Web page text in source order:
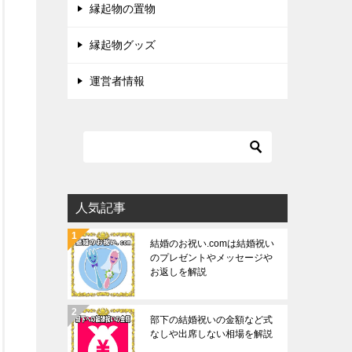
縁起物の置物
縁起物グッズ
運営者情報
人気記事
結婚のお祝い.comは結婚祝い
のプレゼントやメッセージや
お返しを解説
部下の結婚祝いの金額など式
なしや出席しない相場を解説